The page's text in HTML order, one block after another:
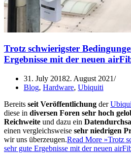
Trotz schwierigster
Ergebnisse mit der neuen
31. July 20182. August 2021
Blog, Hardware, Ubiquiti
Bereits seit Veröffentlichung der
diese in diversen Foren sehr hoch
Reichweite und dazu ein
einen vergleichsweise sehr niedrigen
wir uns überzeugen.Read More »Trotz
sehr gute Ergebnisse mit der neuen